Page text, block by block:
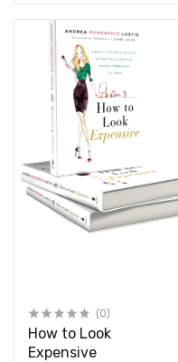
(0)
How to Look
Expensive